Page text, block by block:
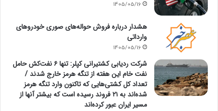
1405/05/16
هشدار درباره فروش حواله‌های صوری خودروهای
وارداتی
1405/05/16
شرکت ردیابی کشتیرانی کپلر: تنها ۶ نفت‌کش حامل
نفت خام این هفته از تنگه هرمز خارج شدند /
تعداد کل کشتی‌هایی که تاکنون وارد تنگه هرمز
شده‌اند به ۲۱ فروند رسیده است که بیشتر آنها از
مسیر ایران عبور کرده‌اند